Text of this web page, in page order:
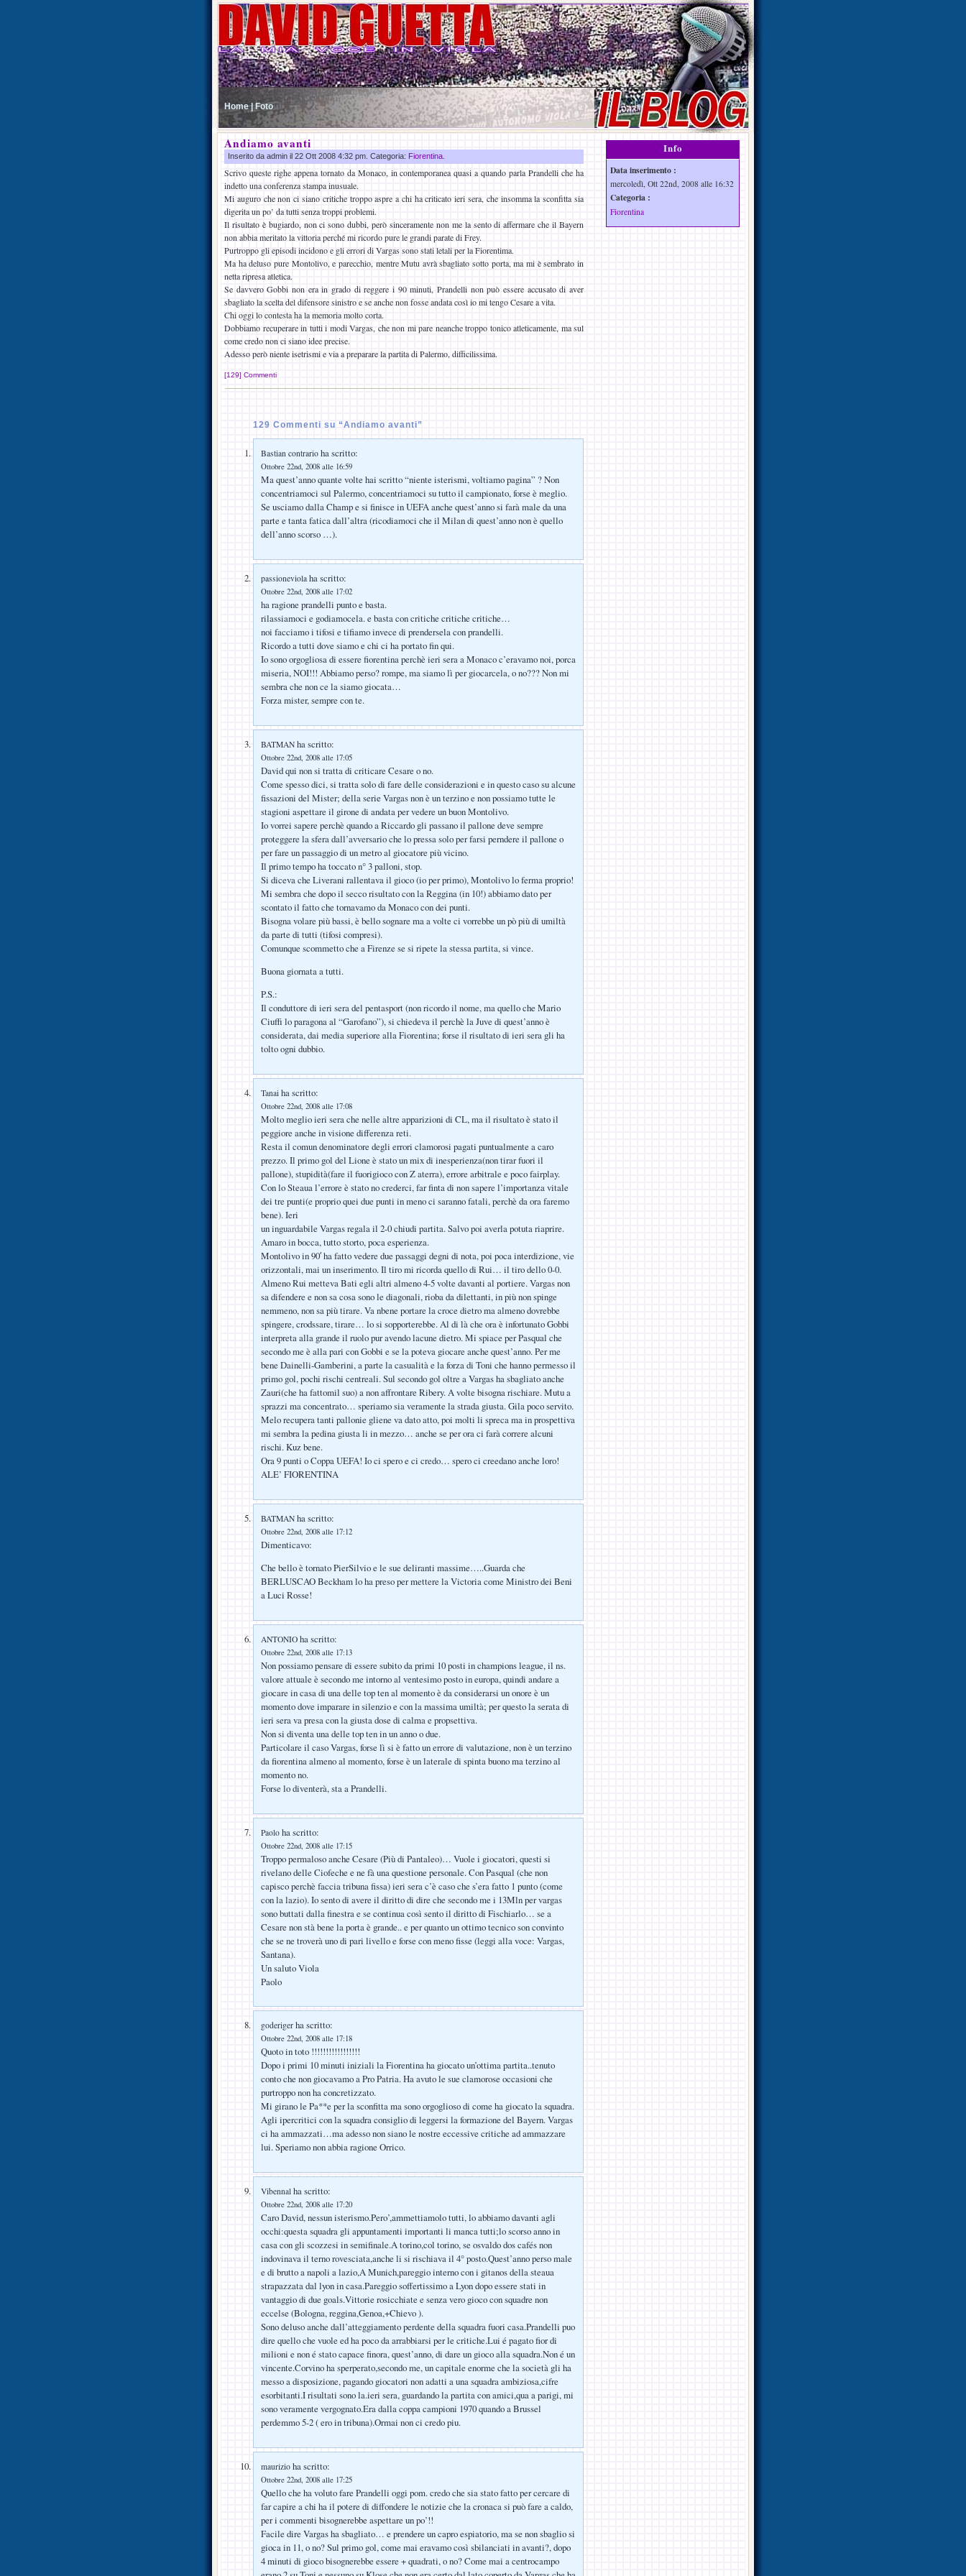
Home | Foto
Andiamo avanti
Inserito da admin il 22 Ott 2008 4:32 pm. Categoria: Fiorentina
Scrivo queste righe appena tornato da Monaco, in contemporanea quasi a quando parla Prandelli che ha
indetto una conferenza stampa inusuale.
Mi auguro che non ci siano critiche troppo aspre a chi ha criticato ieri sera, che insomma la sconfitta sia
digerita un po’ da tutti senza troppi problemi.
Il risultato è bugiardo, non ci sono dubbi, però sinceramente non me la sento di affermare che il Bayern
non abbia meritato la vittoria perché mi ricordo pure le grandi parate di Frey.
Purtroppo gli episodi incidono e gli errori di Vargas sono stati letali per la Fiorentima.
Ma ha deluso pure Montolivo, e parecchio, mentre Mutu avrà sbagliato sotto porta, ma mi è sembrato in
netta ripresa atletica.
Se davvero Gobbi non era in grado di reggere i 90 minuti, Prandelli non può essere accusato di aver
sbagliato la scelta del difensore sinistro e se anche non fosse andata così io mi tengo Cesare a vita.
Chi oggi lo contesta ha la memoria molto corta.
Dobbiamo recuperare in tutti i modi Vargas, che non mi pare neanche troppo tonico atleticamente, ma sul
come credo non ci siano idee precise.
Adesso però niente isetrismi e via a preparare la partita di Palermo, difficilissima.
[129] Commenti
129 Commenti su “Andiamo avanti”
Bastian contrario ha scritto:
Ottobre 22nd, 2008 alle 16:59
Ma quest’anno quante volte hai scritto “niente isterismi, voltiamo pagina” ? Non
concentriamoci sul Palermo, concentriamoci su tutto il campionato, forse è meglio.
Se usciamo dalla Champ e si finisce in UEFA anche quest’anno si farà male da una
parte e tanta fatica dall’altra (ricodiamoci che il Milan di quest’anno non è quello
dell’anno scorso …).
passioneviola ha scritto:
Ottobre 22nd, 2008 alle 17:02
ha ragione prandelli punto e basta.
rilassiamoci e godiamocela. e basta con critiche critiche critiche…
noi facciamo i tifosi e tifiamo invece di prendersela con prandelli.
Ricordo a tutti dove siamo e chi ci ha portato fin qui.
Io sono orgogliosa di essere fiorentina perchè ieri sera a Monaco c’eravamo noi, porca
miseria, NOI!!! Abbiamo perso? rompe, ma siamo lì per giocarcela, o no??? Non mi
sembra che non ce la siamo giocata…
Forza mister, sempre con te.
BATMAN ha scritto:
Ottobre 22nd, 2008 alle 17:05
David qui non si tratta di criticare Cesare o no.
Come spesso dici, si tratta solo di fare delle considerazioni e in questo caso su alcune
fissazioni del Mister; della serie Vargas non è un terzino e non possiamo tutte le
stagioni aspettare il girone di andata per vedere un buon Montolivo.
Io vorrei sapere perchè quando a Riccardo gli passano il pallone deve sempre
proteggere la sfera dall’avversario che lo pressa solo per farsi perndere il pallone o
per fare un passaggio di un metro al giocatore più vicino.
Il primo tempo ha toccato n° 3 palloni, stop.
Si diceva che Liverani rallentava il gioco (io per primo), Montolivo lo ferma proprio!
Mi sembra che dopo il secco risultato con la Reggina (in 10!) abbiamo dato per
scontato il fatto che tornavamo da Monaco con dei punti.
Bisogna volare più bassi, è bello sognare ma a volte ci vorrebbe un pò più di umiltà
da parte di tutti (tifosi compresi).
Comunque scommetto che a Firenze se si ripete la stessa partita, si vince.
Buona giornata a tutti.
P.S.:
Il conduttore di ieri sera del pentasport (non ricordo il nome, ma quello che Mario
Ciuffi lo paragona al “Garofano”), si chiedeva il perchè la Juve di quest’anno è
considerata, dai media superiore alla Fiorentina; forse il risultato di ieri sera gli ha
tolto ogni dubbio.
Tanai ha scritto:
Ottobre 22nd, 2008 alle 17:08
Molto meglio ieri sera che nelle altre apparizioni di CL, ma il risultato è stato il
peggiore anche in visione differenza reti.
Resta il comun denominatore degli errori clamorosi pagati puntualmente a caro
prezzo. Il primo gol del Lione è stato un mix di inesperienza(non tirar fuori il
pallone), stupidità(fare il fuorigioco con Z aterra), errore arbitrale e poco fairplay.
Con lo Steaua l’errore è stato no crederci, far finta di non sapere l’importanza vitale
dei tre punti(e proprio quei due punti in meno ci saranno fatali, perchè da ora faremo
bene). Ieri
un inguardabile Vargas regala il 2-0 chiudi partita. Salvo poi averla potuta riaprire.
Amaro in bocca, tutto storto, poca esperienza.
Montolivo in 90′ ha fatto vedere due passaggi degni di nota, poi poca interdizione, vie
orizzontali, mai un inserimento. Il tiro mi ricorda quello di Rui… il tiro dello 0-0.
Almeno Rui metteva Bati egli altri almeno 4-5 volte davanti al portiere. Vargas non
sa difendere e non sa cosa sono le diagonali, rioba da dilettanti, in più non spinge
nemmeno, non sa più tirare. Va nbene portare la croce dietro ma almeno dovrebbe
spingere, crodssare, tirare… lo si sopporterebbe. Al di là che ora è infortunato Gobbi
interpreta alla grande il ruolo pur avendo lacune dietro. Mi spiace per Pasqual che
secondo me è alla pari con Gobbi e se la poteva giocare anche quest’anno. Per me
bene Dainelli-Gamberini, a parte la casualità e la forza di Toni che hanno permesso il
primo gol, pochi rischi centreali. Sul secondo gol oltre a Vargas ha sbagliato anche
Zauri(che ha fattomil suo) a non affrontare Ribery. A volte bisogna rischiare. Mutu a
sprazzi ma concentrato… speriamo sia veramente la strada giusta. Gila poco servito.
Melo recupera tanti pallonie gliene va dato atto, poi molti li spreca ma in prospettiva
mi sembra la pedina giusta li in mezzo… anche se per ora ci farà correre alcuni
rischi. Kuz bene.
Ora 9 punti o Coppa UEFA! Io ci spero e ci credo… spero ci creedano anche loro!
ALE’ FIORENTINA
BATMAN ha scritto:
Ottobre 22nd, 2008 alle 17:12
Dimenticavo:
Che bello è tornato PierSilvio e le sue deliranti massime…..Guarda che
BERLUSCAO Beckham lo ha preso per mettere la Victoria come Ministro dei Beni
a Luci Rosse!
ANTONIO ha scritto:
Ottobre 22nd, 2008 alle 17:13
Non possiamo pensare di essere subito da primi 10 posti in champions league, il ns.
valore attuale è secondo me intorno al ventesimo posto in europa, quindi andare a
giocare in casa di una delle top ten al momento è da considerarsi un onore è un
momento dove imparare in silenzio e con la massima umiltà; per questo la serata di
ieri sera va presa con la giusta dose di calma e propsettiva.
Non si diventa una delle top ten in un anno o due.
Particolare il caso Vargas, forse lì si è fatto un errore di valutazione, non è un terzino
da fiorentina almeno al momento, forse è un laterale di spinta buono ma terzino al
momento no.
Forse lo diventerà, sta a Prandelli.
Paolo ha scritto:
Ottobre 22nd, 2008 alle 17:15
Troppo permaloso anche Cesare (Più di Pantaleo)… Vuole i giocatori, questi si
rivelano delle Ciofeche e ne fà una questione personale. Con Pasqual (che non
capisco perchè faccia tribuna fissa) ieri sera c’è caso che s’era fatto 1 punto (come
con la lazio). Io sento di avere il diritto di dire che secondo me i 13Mln per vargas
sono buttati dalla finestra e se continua così sento il diritto di Fischiarlo… se a
Cesare non stà bene la porta è grande.. e per quanto un ottimo tecnico son convinto
che se ne troverà uno di pari livello e forse con meno fisse (leggi alla voce: Vargas,
Santana).
Un saluto Viola
Paolo
goderiger ha scritto:
Ottobre 22nd, 2008 alle 17:18
Quoto in toto !!!!!!!!!!!!!!!!!
Dopo i primi 10 minuti iniziali la Fiorentina ha giocato un’ottima partita..tenuto
conto che non giocavamo a Pro Patria. Ha avuto le sue clamorose occasioni che
purtroppo non ha concretizzato.
Mi girano le Pa**e per la sconfitta ma sono orgoglioso di come ha giocato la squadra.
Agli ipercritici con la squadra consiglio di leggersi la formazione del Bayern. Vargas
ci ha ammazzati…ma adesso non siano le nostre eccessive critiche ad ammazzare
lui. Speriamo non abbia ragione Orrico.
Vibennal ha scritto:
Ottobre 22nd, 2008 alle 17:20
Caro David, nessun isterismo.Pero’,ammettiamolo tutti, lo abbiamo davanti agli
occhi:questa squadra gli appuntamenti importanti li manca tutti;lo scorso anno in
casa con gli scozzesi in semifinale.A torino,col torino, se osvaldo dos cafés non
indovinava il terno rovesciata,anche li si rischiava il 4° posto.Quest’anno perso male
e di brutto a napoli a lazio,A Munich,pareggio interno con i gitanos della steaua
strapazzata dal lyon in casa.Pareggio soffertissimo a Lyon dopo essere stati in
vantaggio di due goals.Vittorie rosicchiate e senza vero gioco con squadre non
eccelse (Bologna, reggina,Genoa,+Chievo ).
Sono deluso anche dall’atteggiamento perdente della squadra fuori casa.Prandelli puo
dire quello che vuole ed ha poco da arrabbiarsi per le critiche.Lui é pagato fior di
milioni e non é stato capace finora, quest’anno, di dare un gioco alla squadra.Non é un
vincente.Corvino ha sperperato,secondo me, un capitale enorme che la società gli ha
messo a disposizione, pagando giocatori non adatti a una squadra ambiziosa,cifre
esorbitanti.I risultati sono la.ieri sera, guardando la partita con amici,qua a parigi, mi
sono veramente vergognato.Era dalla coppa campioni 1970 quando a Brussel
perdemmo 5-2 ( ero in tribuna).Ormai non ci credo piu.
maurizio ha scritto:
Ottobre 22nd, 2008 alle 17:25
Quello che ha voluto fare Prandelli oggi pom. credo che sia stato fatto per cercare di
far capire a chi ha il potere di diffondere le notizie che la cronaca si può fare a caldo,
per i commenti bisognerebbe aspettare un po’!!
Facile dire Vargas ha sbagliato… e prendere un capro espiatorio, ma se non sbaglio si
gioca in 11, o no? Sul primo gol, come mai eravamo così sbilanciati in avanti?, dopo
4 minuti di gioco bisognerebbe essere + quadrati, o no? Come mai a centrocampo
Info
Data inserimento :
mercoledì, Ott 22nd, 2008 alle 16:32
Categoria :
Fiorentina